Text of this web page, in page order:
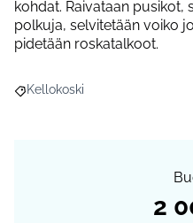
kohdat. Raivataan pusikot,
polkuja, selvitetään voiko
pidetään roskatalkoot.
Rajaa tulokset aihepiirin
Kellokoski
2